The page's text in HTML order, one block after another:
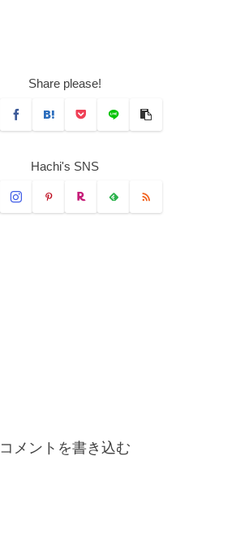
Share please!
Hachi's SNS
コメントを書き込む